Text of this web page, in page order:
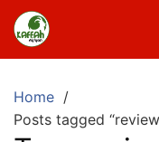
Home
Posts tagged